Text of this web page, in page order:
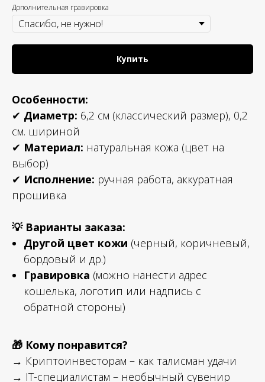
Дополнительная гравировка
Купить
Особенности:
✔ Диаметр: 6,2 см (классический размер), 0,2
см. шириной
✔ Материал: натуральная кожа (цвет на
выбор)
✔ Исполнение: ручная работа, аккуратная
прошивка
💡 Варианты заказа:
Другой цвет кожи (черный, коричневый,
бордовый и др.)
Гравировка (можно нанести адрес
кошелька, логотип или надпись с
обратной стороны)
🎁 Кому понравится?
→ Криптоинвесторам – как талисман удачи
→ IT-специалистам – необычный сувенир